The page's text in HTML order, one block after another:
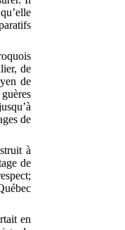
de
de
de
à
de
en